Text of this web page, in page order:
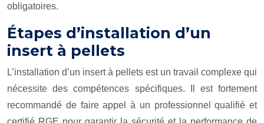
obligatoires.
Étapes d’installation d’un
insert à pellets
L’installation d’un insert à pellets est un travail complexe qui
nécessite des compétences spécifiques. Il est fortement
recommandé de faire appel à un professionnel qualifié et